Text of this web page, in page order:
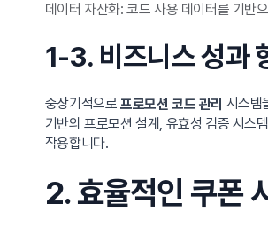
데이터 자산화: 코드 사용 데이터를 기반
1-3. 비즈니스 성과
중장기적으로 프로모션 코드 관리 시스템
기반의 프로모션 설계, 유효성 검증 시스
작용합니다.
2. 효율적인 쿠폰